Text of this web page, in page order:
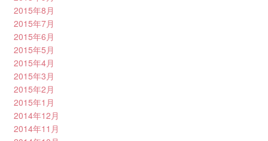
2015年8月
2015年7月
2015年6月
2015年5月
2015年4月
2015年3月
2015年2月
2015年1月
2014年12月
2014年11月